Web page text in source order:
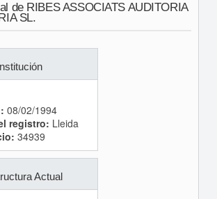
de RIBES ASSOCIATS AUDITORIA
SL.
08/02/1994
registro: Lleida
34939
Actual